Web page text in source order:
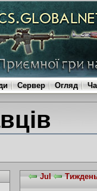
Сервер Огляд
Jul